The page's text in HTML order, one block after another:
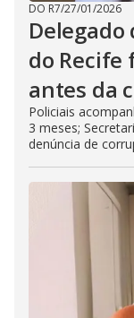
DO R7/27/01/2026
do Recife
antes da
Policiais
3 meses;
denúncia de